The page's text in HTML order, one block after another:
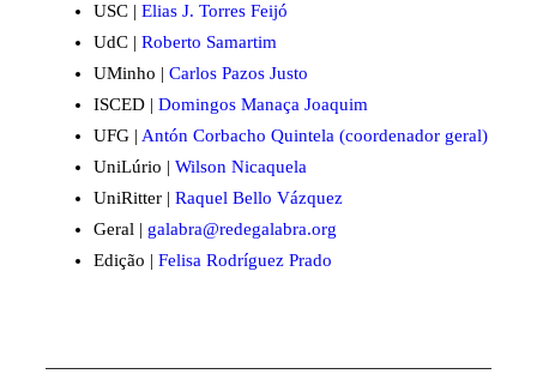
USC | Elias J. Torres Feijó
UdC | Roberto Samartim
UMinho | Carlos Pazos Justo
ISCED | Domingos Manaça Joaquim
UFG | Antón Corbacho Quintela (coordenador geral)
UniLúrio | Wilson Nicaquela
UniRitter | Raquel Bello Vázquez
Geral | galabra@redegalabra.org
Edição | Felisa Rodríguez Prado